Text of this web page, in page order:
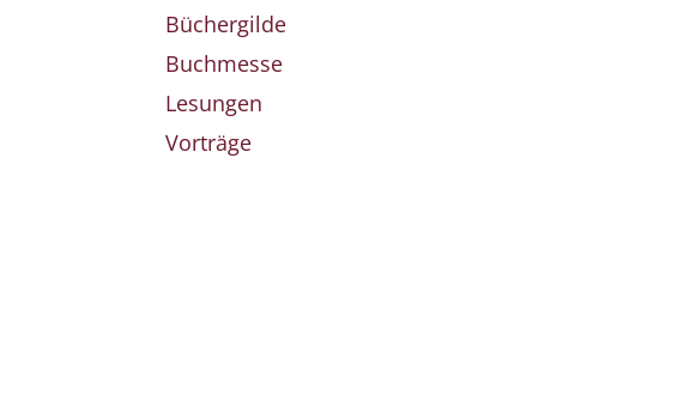
Büchergilde
Buchmesse
Lesungen
Vorträge